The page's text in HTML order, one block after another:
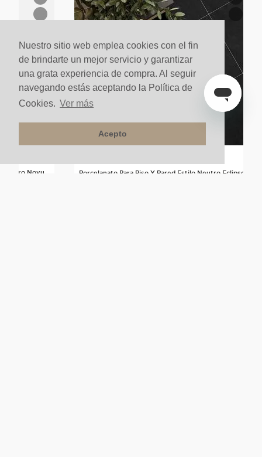
Nuestro sitio web emplea cookies con el fin
de brindarte un mejor servicio y garantizar
una grata experiencia de compra. Al seguir
navegando estás aceptando la Política de
Cookies. Ver más
Acepto
Neutro Novu
Porcelanato Para Piso Y Pared Estilo Neutro Eclipse